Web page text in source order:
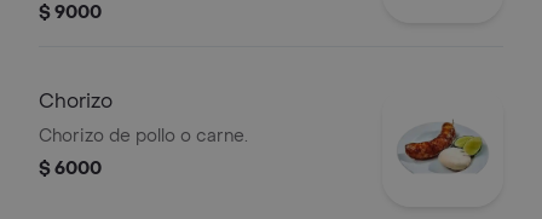
$ 9000
Chorizo
Chorizo de pollo o carne.
$ 6000